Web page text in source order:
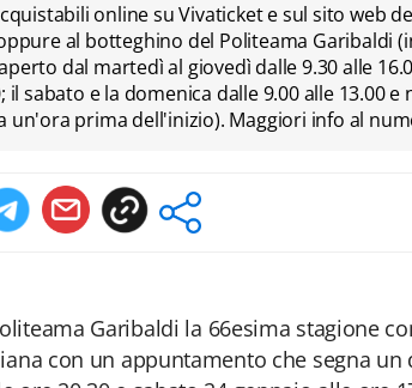
online su Vivaticket e sul sito web
al botteghino del Politeama Garibaldi
dal martedì al giovedì dalle 9.30 alle
il sabato e la domenica dalle 9.00 alle 13.00
un'ora prima dell'inizio). Maggiori info al
Garibaldi la 66esima stagione
con un appuntamento che segna